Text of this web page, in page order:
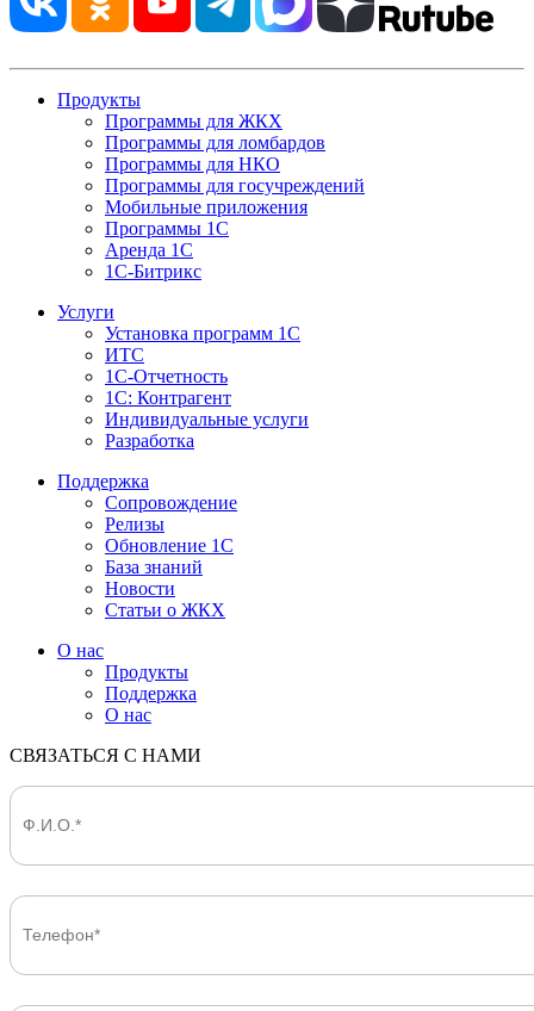
Продукты
Программы для ЖКХ
Программы для ломбардов
Программы для НКО
Программы для госучреждений
Мобильные приложения
Программы 1С
Аренда 1С
1С-Битрикс
Услуги
Установка программ 1С
ИТС
1С-Отчетность
1С: Контрагент
Индивидуальные услуги
Разработка
Поддержка
Сопровождение
Релизы
Обновление 1С
База знаний
Новости
Статьи о ЖКХ
О нас
Продукты
Поддержка
О нас
СВЯЗАТЬСЯ С НАМИ